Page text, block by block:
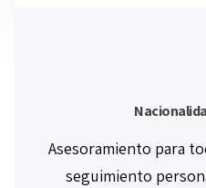
Asesoramiento para
seguimiento